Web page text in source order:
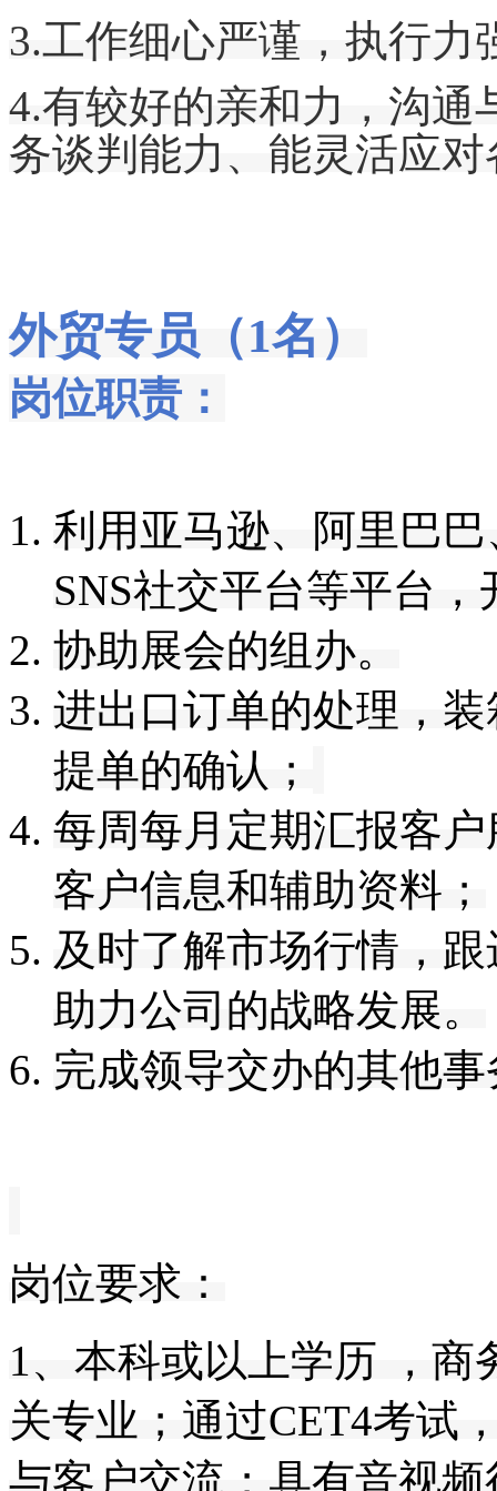
3.工作细心严谨，执行力
4.有较好的亲和力， 沟通
务谈判能力 、 能灵活应
外贸专员（1名）
岗位职责：
利用 亚马逊、 阿里巴巴
SNS社交平台等平台，
协助展会的组办。
进出口订单的处理，
提单的确认；
每周每月定期汇报客
客户信息和辅助资料；
及时了解市场行情，
助力公司的战略发展。
完成领导交办的其他事
岗位要求：
1、本科或以上学历 ，
关专业；通过CET4考试
与客户交流； 具有音视